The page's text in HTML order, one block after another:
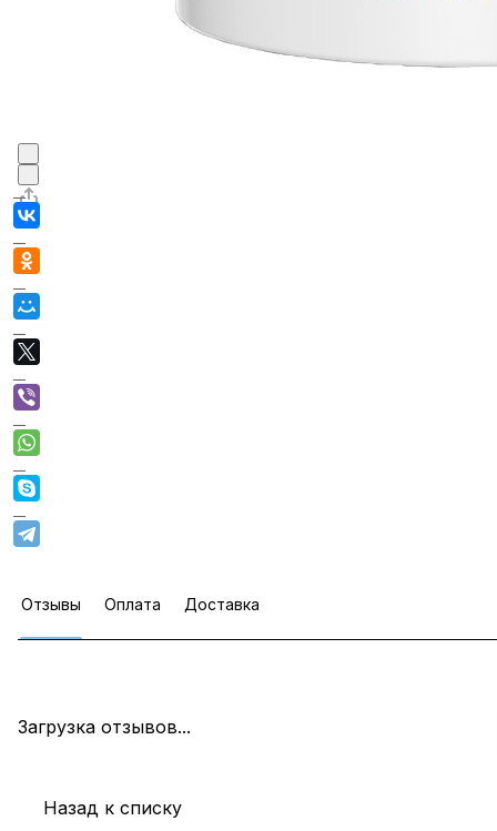
Отзывы Оплата Доставка
Загрузка отзывов...
Назад к списку